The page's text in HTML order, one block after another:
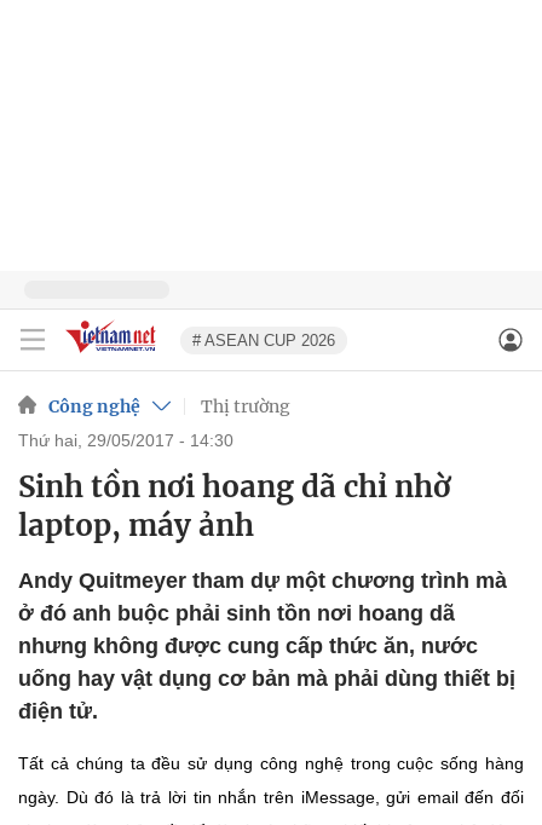
# ASEAN CUP 2026
Công nghệ Thị trường
thứ hai, 29/05/2017 - 14:30
Sinh tồn nơi hoang dã chỉ nhờ
laptop, máy ảnh
Andy Quitmeyer tham dự một chương trình mà
ở đó anh buộc phải sinh tồn nơi hoang dã
nhưng không được cung cấp thức ăn, nước
uống hay vật dụng cơ bản mà phải dùng thiết bị
điện tử.
Tất cả chúng ta đều sử dụng công nghệ trong cuộc sống hàng
ngày. Dù đó là trả lời tin nhắn trên iMessage, gửi email đến đối